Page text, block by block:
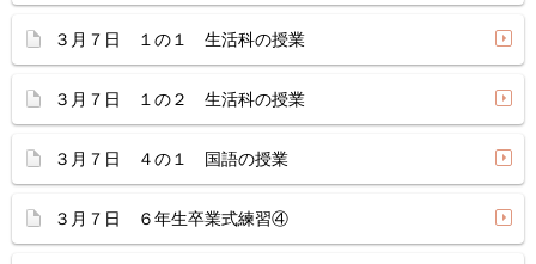
３月７日 １の１ 生活科の授業
３月７日 １の２ 生活科の授業
３月７日 ４の１ 国語の授業
３月７日 ６年生卒業式練習④